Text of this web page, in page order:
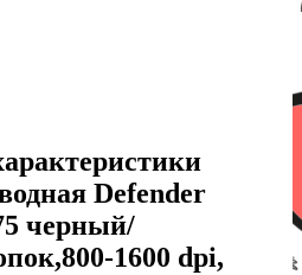
Defender
черный/
1600 dpi,